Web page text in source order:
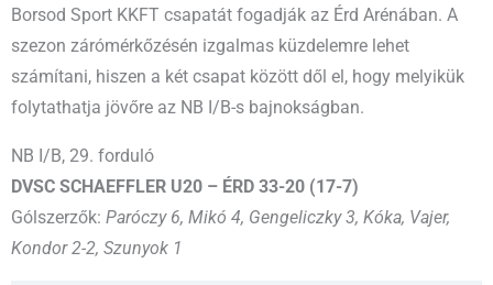
Borsod Sport KKFT csapatát fogadják az Érd Arénában. A
szezon zárómérkőzésén izgalmas küzdelemre lehet
számítani, hiszen a két csapat között dől el, hogy melyikük
folytathatja jövőre az NB I/B-s bajnokságban.
NB I/B, 29. forduló
DVSC SCHAEFFLER U20 – ÉRD 33-20 (17-7)
Gólszerzők: Paróczy 6, Mikó 4, Gengeliczky 3, Kóka, Vajer,
Kondor 2-2, Szunyok 1